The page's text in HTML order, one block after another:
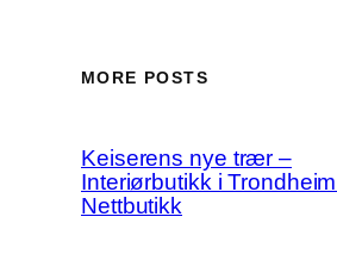
MORE POSTS
Keiserens nye trær –
Interiørbutikk i Trondheim |
Nettbutikk